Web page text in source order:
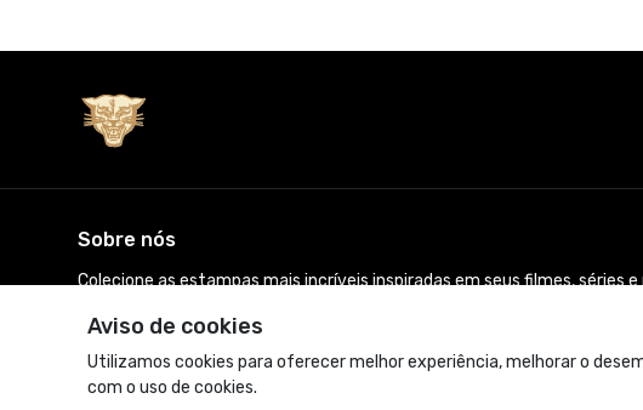
Aviso de cookies
Utilizamos cookies para oferecer melhor experiência, melhorar o
com o uso de cookies.
Sobre nós
Colecione as estampas mais incríveis inspiradas em seus filmes, séries